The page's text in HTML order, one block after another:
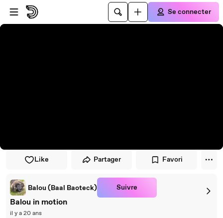
Passer au player
Passer au contenu principal
Se connecter
Like Partager Favori
Balou (Baal Baoteck) Suivre
Balou in motion
il y a 20 ans